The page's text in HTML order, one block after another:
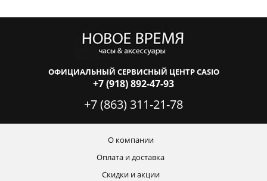
ОФИЦИАЛЬНЫЙ СЕРВИСНЫЙ ЦЕНТР CASIO
+7 (918) 892-47-93
+7 (863) 311-21-78
О компании
Оплата и доставка
Скидки и акции